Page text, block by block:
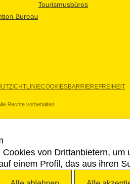
Bureau
Tourismusbüros
COOKIESBARRIEREFREIHEIT
Rechte vorbehalten
von Drittanbietern,
einem Profil, das aus ihren